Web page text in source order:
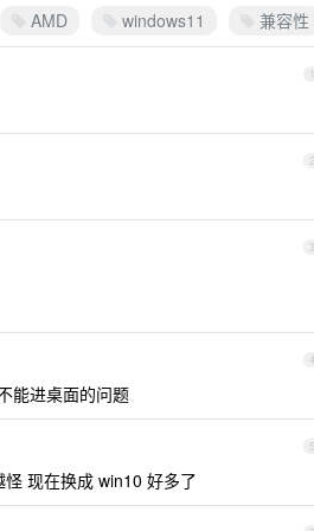
AMD windows11 兼容性
1
2
3
4
能进桌面的问题
5
现在换成 win10 好多了